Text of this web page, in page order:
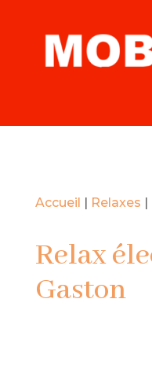
Accueil Relaxes
Relax
Gaston